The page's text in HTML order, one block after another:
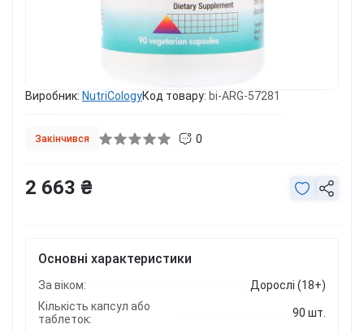
Виробник: NutriCologyКод товару: bi-ARG-57281
Закінчився 0
Основні характеристики
За віком:
Дорослі (18+)
Кількість капсул або
таблеток:
90 шт.
2 663 ₴